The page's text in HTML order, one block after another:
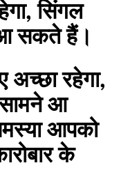
सिंगल
आ सकते हैं।
रहेगा,
आ
आपको
के